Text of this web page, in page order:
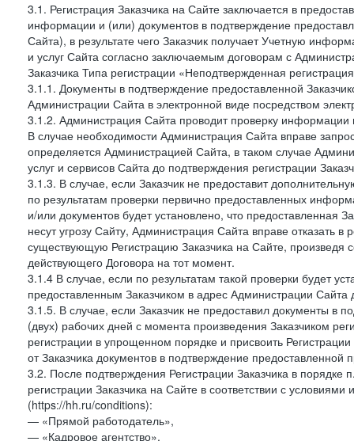
3.1. Регистрация Заказчика на Сайте заключается в
информации и (или) документов в подтверждение
Сайта), в результате чего Заказчик получает Учетную
и услуг Сайта согласно заключаемым договорам с
Заказчика Типа регистрации «Неподтвержденная
3.1.1. Документы в подтверждение предоставленной
Администрации Сайта в электронной виде посредством
3.1.2. Администрация Сайта проводит проверку информации
В случае необходимости Администрация Сайта вправе
определяется Администрацией Сайта, в таком случае
услуг и сервисов Сайта до подтверждения регистрации
3.1.3. В случае, если Заказчик не предоставит
по результатам проверки первично предоставленных
и/или документов будет установлено, что предоставленная
несут угрозу Сайту, Администрация Сайта вправе отказать
существующую Регистрацию Заказчика на Сайте, произведя
действующего Договора на тот момент.
3.1.4 В случае, если по результатам такой проверки будет
предоставленным Заказчиком в адрес Администрации
3.1.5. В случае, если Заказчик не предоставил документы в
(двух) рабочих дней с момента произведения Заказчиком
регистрации в упрощенном порядке и присвоить
от Заказчика документов в подтверждение
3.2. После подтверждения Регистрации Заказчика в
регистрации Заказчика на Сайте в соответствии с
(https://hh.ru/conditions):
— «Прямой работодатель»,
— «Кадровое агентство»,